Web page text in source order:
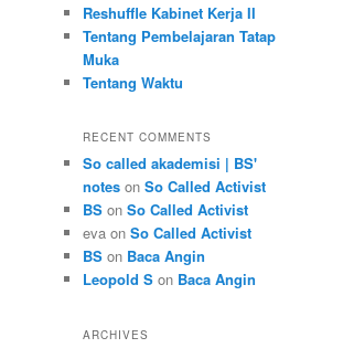
Reshuffle Kabinet Kerja II
Tentang Pembelajaran Tatap
Muka
Tentang Waktu
RECENT COMMENTS
So called akademisi | BS'
notes on So Called Activist
BS on So Called Activist
eva on So Called Activist
BS on Baca Angin
Leopold S on Baca Angin
ARCHIVES